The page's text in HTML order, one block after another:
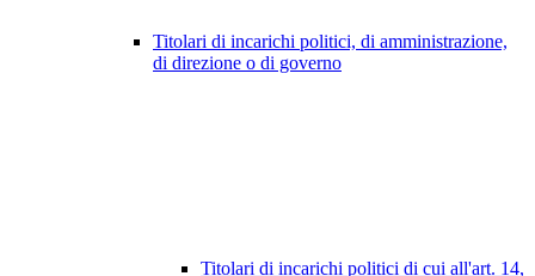
Titolari di incarichi politici, di amministrazione,
di direzione o di governo
Titolari di incarichi politici di cui all'art. 14,